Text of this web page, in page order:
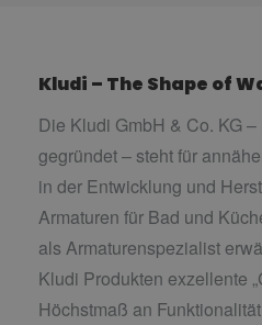
Kludi – The Shape of
Die Kludi GmbH & Co. KG
gegründet – steht für
in der Entwicklung und
Armaturen für Bad und
als Armaturenspezialist
Kludi Produkten exzellente
Höchstmaß an